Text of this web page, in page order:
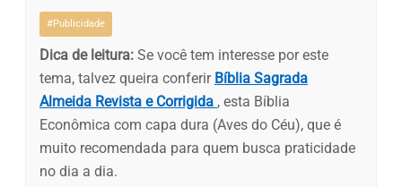
#Publicidade
Dica de leitura: Se você tem interesse por este
tema, talvez queira conferir Bíblia Sagrada
Almeida Revista e Corrigida , esta Bíblia
Econômica com capa dura (Aves do Céu), que é
muito recomendada para quem busca praticidade
no dia a dia.